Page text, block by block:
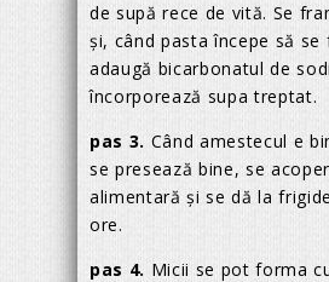
de supă rece de vită. Se
și, când pasta începe să se
adaugă bicarbonatul de
încorporează supa treptat.
pas 3. Când amestecul e
se presează bine, se
alimentară și se dă la
ore.
pas 4. Micii se pot forma